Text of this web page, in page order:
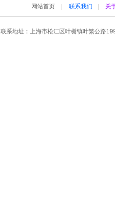
网站首页 联系我们 关
联系地址：上海市松江区叶榭镇叶繁公路